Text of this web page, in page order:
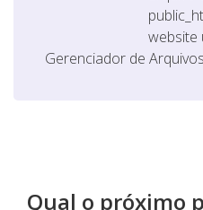
website
Gerenciador de
Qual o próximo